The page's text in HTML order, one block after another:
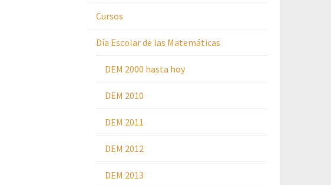
Cursos
Día Escolar de las Matemáticas
DEM 2000 hasta hoy
DEM 2010
DEM 2011
DEM 2012
DEM 2013